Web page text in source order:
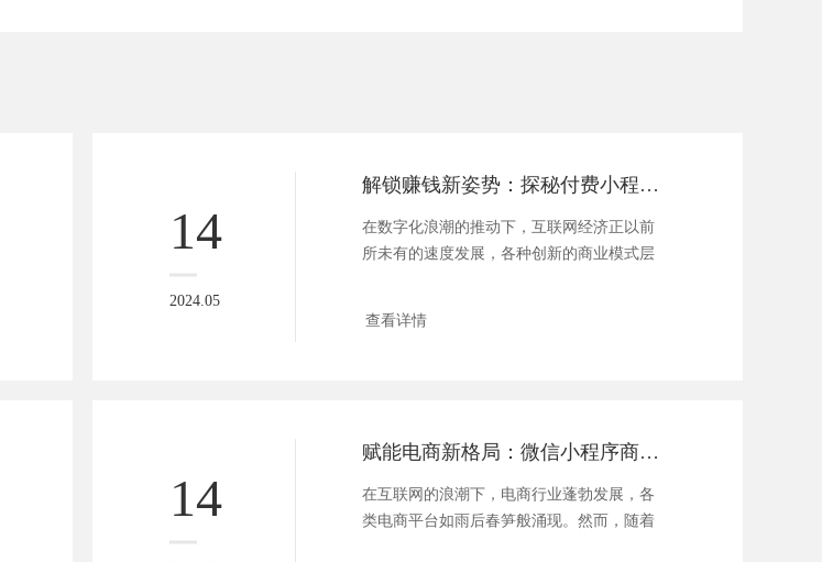
14
2024.05
解锁赚钱新姿势：探秘付费小程序的盈利之道
在数字化浪潮的推动下，互联网经济正以前
所未有的速度发展，各种创新的商业模式层
查看详情
14
赋能电商新格局：微信小程序商城打造流量变现新引擎
在互联网的浪潮下，电商行业蓬勃发展，各
类电商平台如雨后春笋般涌现。然而，随着